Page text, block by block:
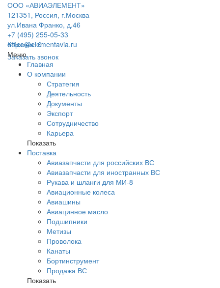
ООО «АВИАЭЛЕМЕНТ»
121351, Россия, г.Москва
ул.Ивана Франко, д.46
+7 (495) 255-05-33
office@elementavia.ru
Заказать звонок
Корзина0
Меню
Главная
О компании
Стратегия
Деятельность
Документы
Экспорт
Сотрудничество
Карьера
Показать
Поставка
Авиазапчасти для российских ВС
Авиазапчасти для иностранных ВС
Рукава и шланги для МИ-8
Авиационные колеса
Авиашины
Авиацинное масло
Подшипники
Метизы
Проволока
Канаты
Бортинструмент
Продажа ВС
Показать